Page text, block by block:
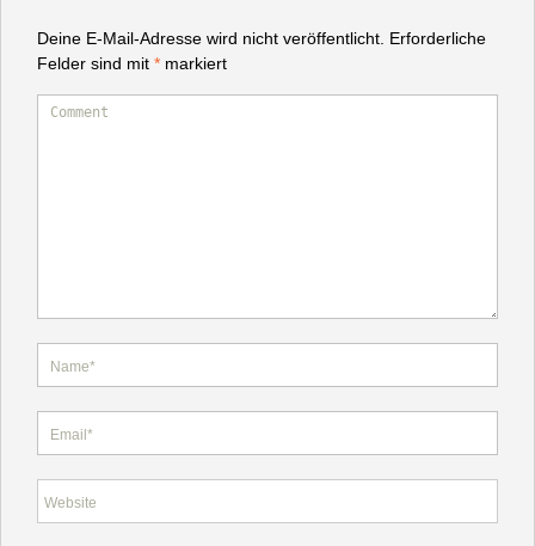
Deine E-Mail-Adresse wird nicht veröffentlicht. Erforderliche
Felder sind mit * markiert